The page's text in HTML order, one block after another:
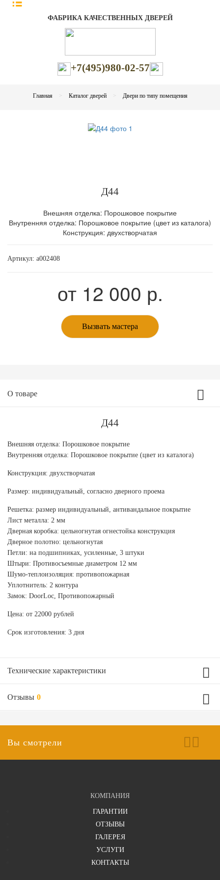
ФАБРИКА КАЧЕСТВЕННЫХ ДВЕРЕЙ
+7(495)980-02-57
Главная Каталог дверей Двери по типу помещения
Д44
Внешняя отделка: Порошковое покрытие
Внутренняя отделка: Порошковое покрытие (цвет из каталога)
Конструкция: двухстворчатая
Артикул: a002408
от 12 000 р.
Вызвать мастера
О товаре
Д44
Внешняя отделка: Порошковое покрытие
Внутренняя отделка: Порошковое покрытие (цвет из каталога)
Конструкция: двухстворчатая
Размер: индивидуальный, согласно дверного проема
Решетка: размер индивидуальный, антивандальное покрытие
Лист металла: 2 мм
Дверная коробка: цельногнутая огнестойка конструкция
Дверное полотно: цельногнутая
Петли: на подшипниках, усиленные, 3 штуки
Штыри: Противосъемные диаметром 12 мм
Шумо-теплоизоляция: противопожарная
Уплотнитель: 2 контура
Замок: DoorLoс, Противопожарный
Цена: от 22000 рублей
Срок изготовления: 3 дня
Технические характеристики
Отзывы 0
Вы смотрели
КОМПАНИЯ
ГАРАНТИИ
ОТЗЫВЫ
ГАЛЕРЕЯ
УСЛУГИ
КОНТАКТЫ